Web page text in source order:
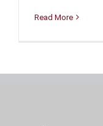
Read More